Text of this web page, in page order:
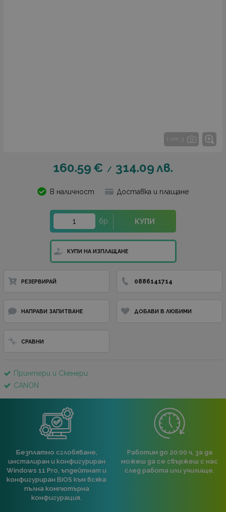
1 от 3
160.59 € / 314.09лв.
В наличност Доставка и плащане
бр. КУПИ
КУПИ НА ИЗПЛАЩАНЕ
РЕЗЕРВИРАЙ 0886141714
НАПРАВИ ЗАПИТВАНЕ ДОБАВИ В ЛЮБИМИ
СРАВНИ
Принтери и Скенери
CANON
Безплатно сглобяване,
инсталиран и конфигуриран
Windows 11 Pro, ъпдейтнат и
конфигуриран BIOS към всяка
пълна компютърна
конфигурация.
Работим до 20:00 ч, за да
можеш да се свържеш с нас
след работа или училище.